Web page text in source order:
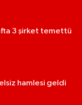
3 şirket temettü
hamlesi geldi